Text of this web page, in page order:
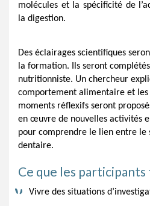
molécules et la spécificité de
la digestion.
Des éclairages scientifiques
la formation. Ils seront
nutritionniste. Un chercheur
comportement alimentaire et les
moments réflexifs seront
en œuvre de nouvelles activités
pour comprendre le lien entre le
dentaire.
Ce que les
Vivre des situations